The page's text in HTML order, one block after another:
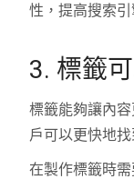
性，提高搜索
3. 標籤
標籤能夠讓內
戶可以更快地
在製作標籤時